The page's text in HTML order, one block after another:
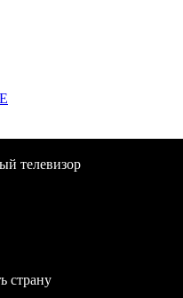
телевизор
страну